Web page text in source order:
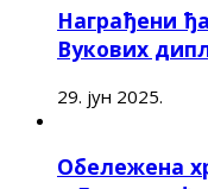
Награђени
Вукових
29. јун 2025.
Обележена